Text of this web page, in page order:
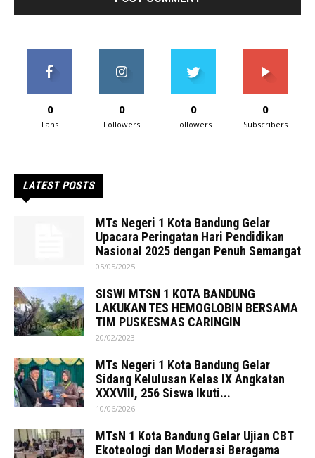
0
Fans
0
Followers
0
Followers
0
Subscribers
LATEST POSTS
MTs Negeri 1 Kota Bandung Gelar
Upacara Peringatan Hari Pendidikan
Nasional 2025 dengan Penuh Semangat
05/05/2025
SISWI MTSN 1 KOTA BANDUNG
LAKUKAN TES HEMOGLOBIN BERSAMA
TIM PUSKESMAS CARINGIN
20/02/2023
MTs Negeri 1 Kota Bandung Gelar
Sidang Kelulusan Kelas IX Angkatan
XXXVIII, 256 Siswa Ikuti...
10/06/2026
MTsN 1 Kota Bandung Gelar Ujian CBT
Ekoteologi dan Moderasi Beragama